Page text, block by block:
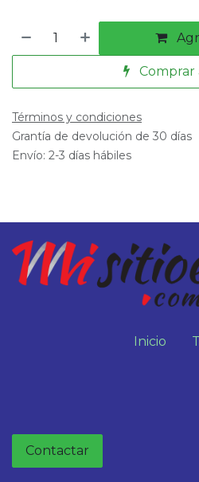
Comprar
Términos y condiciones
Grantía de devolución de 30 días
Envío: 2-3 días hábiles
Inicio
Contactar